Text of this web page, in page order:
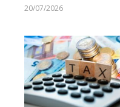
20/07/2026